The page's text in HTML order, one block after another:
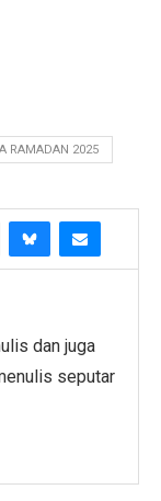
RAMADAN 2025
dan juga
seputar